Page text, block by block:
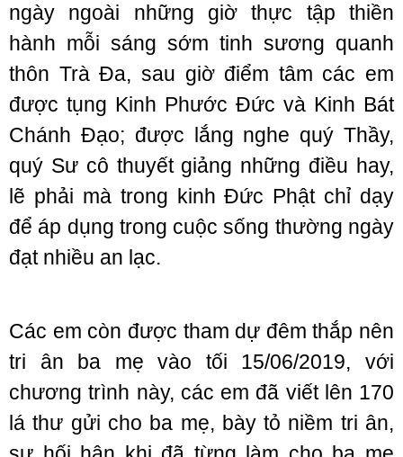
ngày ngoài những giờ thực tập thiền
hành mỗi sáng sớm tinh sương quanh
thôn Trà Đa, sau giờ điểm tâm các em
được tụng Kinh Phước Đức và Kinh Bát
Chánh Đạo; được lắng nghe quý Thầy,
quý Sư cô thuyết giảng những điều hay,
lẽ phải mà trong kinh Đức Phật chỉ dạy
để áp dụng trong cuộc sống thường ngày
đạt nhiều an lạc.
Các em còn được tham dự đêm thắp nên
tri ân ba mẹ vào tối 15/06/2019, với
chương trình này, các em đã viết lên 170
lá thư gửi cho ba mẹ, bày tỏ niềm tri ân,